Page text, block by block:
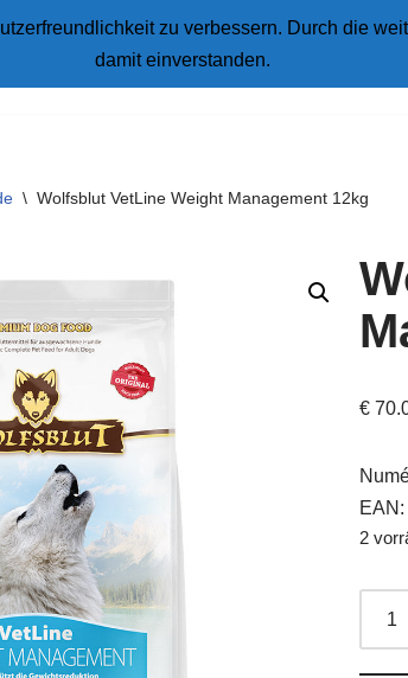
\ Wolfsblut VetLine Weight Management 12kg
€
2
zu verbessern. Durch die
damit einverstanden.